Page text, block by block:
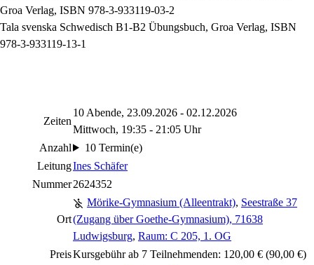
Groa Verlag, ISBN 978-3-933119-03-2
Tala svenska Schwedisch B1-B2 Übungsbuch, Groa Verlag, ISBN
978-3-933119-13-1
Zeiten
10 Abende, 23.09.2026 - 02.12.2026
Mittwoch, 19:35 - 21:05 Uhr
Anzahl
10 Termin(e)
LeitungInes Schäfer
Nummer2624352
Ort
Mörike-Gymnasium (Alleentrakt), Seestraße 37
(Zugang über Goethe-Gymnasium), 71638
Ludwigsburg, Raum: C 205, 1. OG
PreisKursgebühr ab 7 Teilnehmenden: 120,00 € (90,00 €)